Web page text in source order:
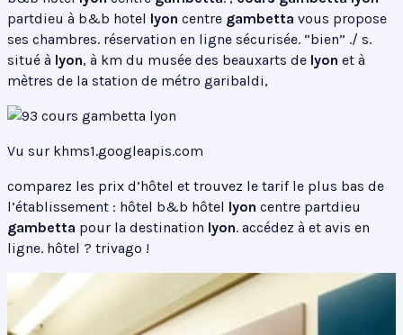
partdieu à b&b hotel lyon centre gambetta vous propose
ses chambres. réservation en ligne sécurisée. “bien” ./ s.
situé à lyon, à km du musée des beauxarts de lyon et à
mètres de la station de métro garibaldi,
Vu sur khms1.googleapis.com
comparez les prix d’hôtel et trouvez le tarif le plus bas de
l’établissement : hôtel b&b hôtel lyon centre partdieu
gambetta pour la destination lyon. accédez à et avis en
ligne. hôtel ? trivago !